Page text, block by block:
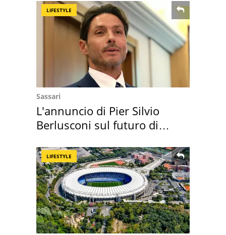
LIFESTYLE
Sassari
L'annuncio di Pier Silvio
Berlusconi sul futuro di
LIFESTYLE